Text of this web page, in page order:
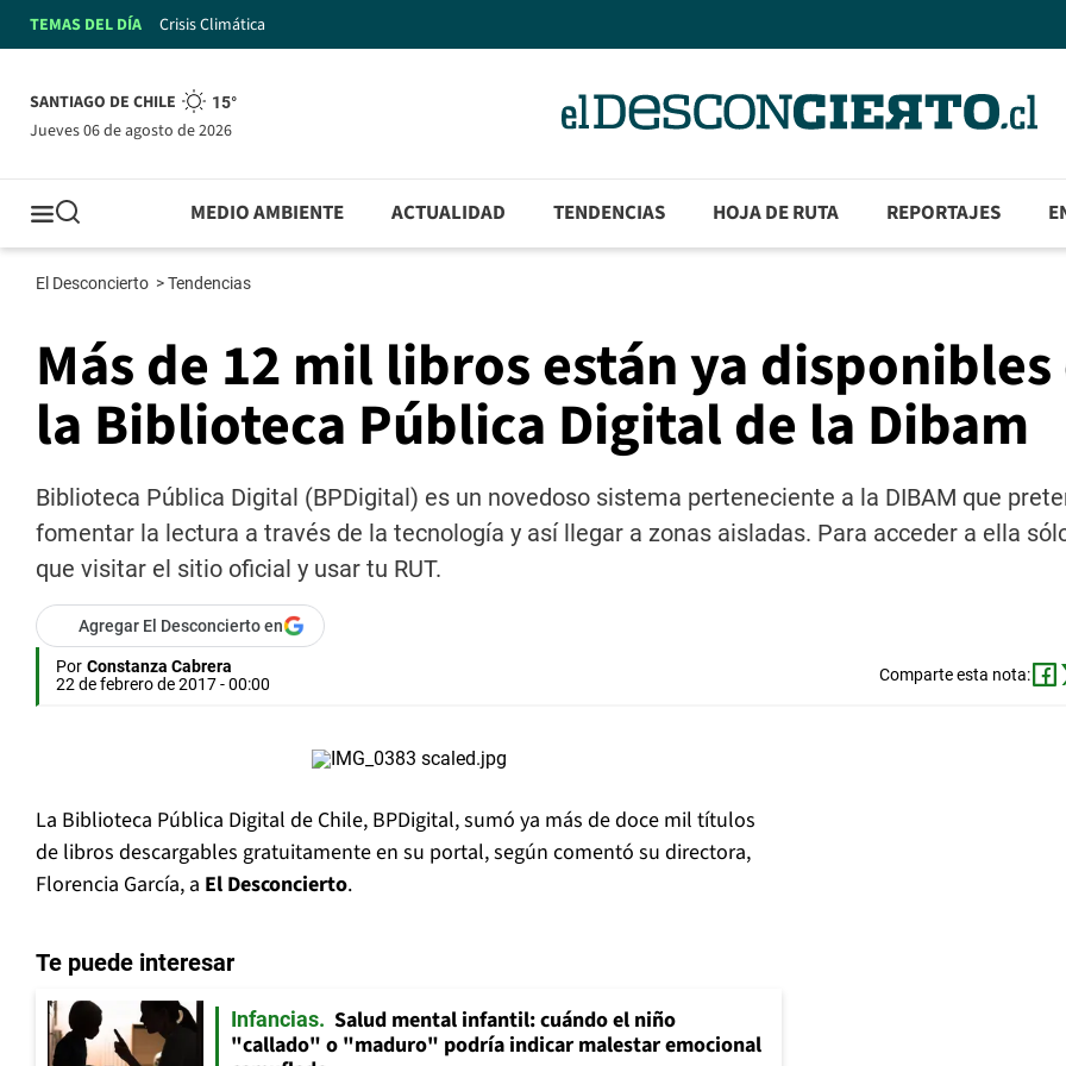
TEMAS DEL DÍA Crisis Climática
SANTIAGO DE CHILE 15°
jueves 06 de agosto de 2026
MEDIO AMBIENTE ACTUALIDAD TENDENCIAS HOJA DE RUTA REPORTAJES
El Desconcierto >Tendencias
Más de 12 mil libros están ya disponibles
la Biblioteca Pública Digital de la Dibam
Biblioteca Pública Digital (BPDigital) es un novedoso sistema perteneciente a la DIBAM que
fomentar la lectura a través de la tecnología y así llegar a zonas aisladas. Para acceder a ella
que visitar el sitio oficial y usar tu RUT.
Agregar El Desconcierto en
Por Constanza Cabrera
22 de febrero de 2017 - 00:00
Comparte esta nota:
La Biblioteca Pública Digital de Chile, BPDigital, sumó ya más de doce mil títulos
de libros descargables gratuitamente en su portal, según comentó su directora,
Florencia García, a El Desconcierto.
Te puede interesar
Infancias
Salud mental infantil: cuándo el niño
"callado" o "maduro" podría indicar malestar emocional